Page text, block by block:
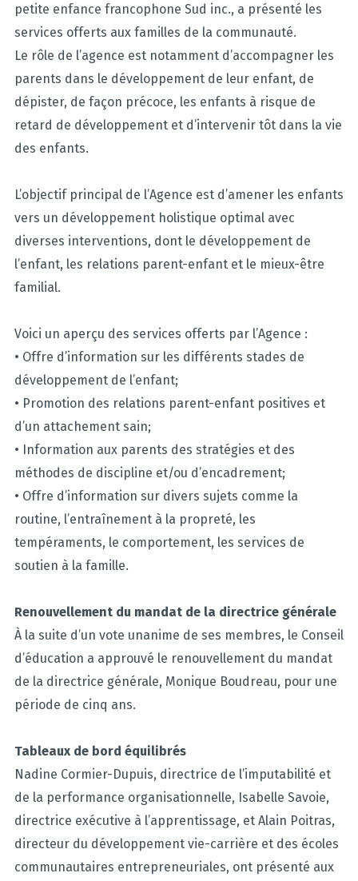
petite enfance francophone Sud inc., a présenté les
services offerts aux familles de la communauté.
Le rôle de l’agence est notamment d’accompagner les
parents dans le développement de leur enfant, de
dépister, de façon précoce, les enfants à risque de
retard de développement et d’intervenir tôt dans la vie
des enfants.
L’objectif principal de l’Agence est d’amener les enfants
vers un développement holistique optimal avec
diverses interventions, dont le développement de
l’enfant, les relations parent-enfant et le mieux-être
familial.
Voici un aperçu des services offerts par l’Agence :
• Offre d’information sur les différents stades de
développement de l’enfant;
• Promotion des relations parent-enfant positives et
d’un attachement sain;
• Information aux parents des stratégies et des
méthodes de discipline et/ou d’encadrement;
• Offre d’information sur divers sujets comme la
routine, l’entraînement à la propreté, les
tempéraments, le comportement, les services de
soutien à la famille.
Renouvellement du mandat de la directrice générale
À la suite d’un vote unanime de ses membres, le Conseil
d’éducation a approuvé le renouvellement du mandat
de la directrice générale, Monique Boudreau, pour une
période de cinq ans.
Tableaux de bord équilibrés
Nadine Cormier-Dupuis, directrice de l’imputabilité et
de la performance organisationnelle, Isabelle Savoie,
directrice exécutive à l’apprentissage, et Alain Poitras,
directeur du développement vie-carrière et des écoles
communautaires entrepreneuriales, ont présenté aux